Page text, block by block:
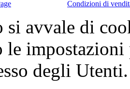
Condizioni di
si avvale di
le
degli Utenti.